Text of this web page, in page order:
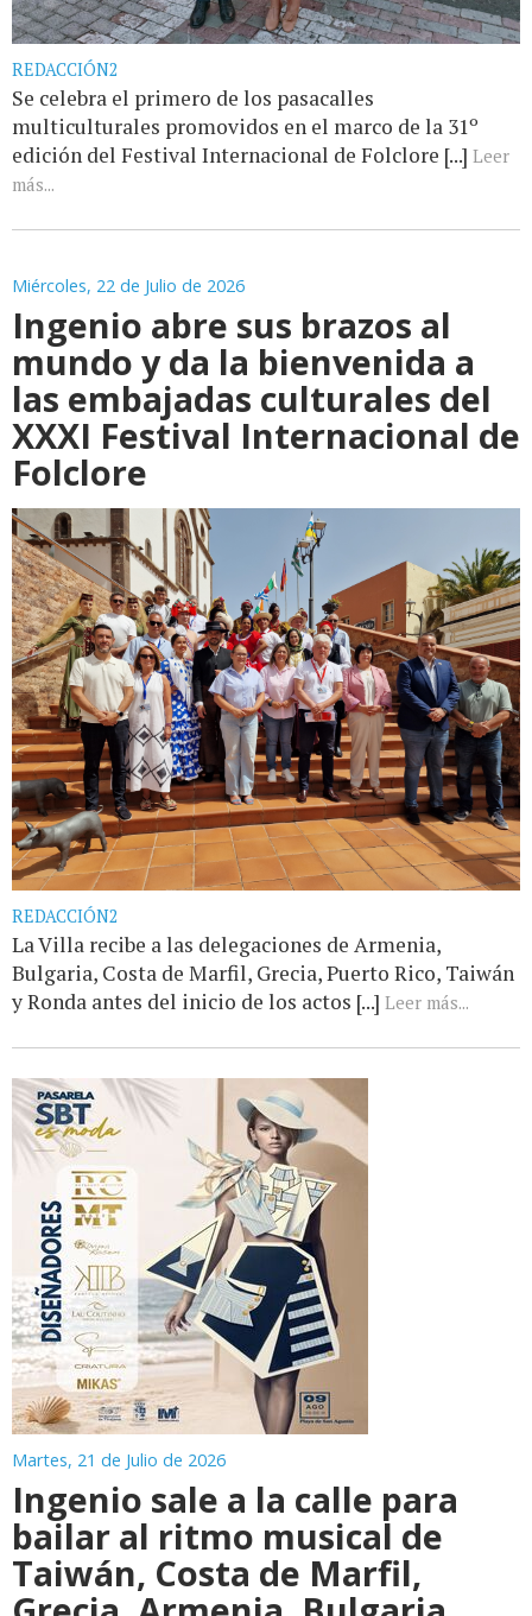
REDACCIÓN2
Se celebra el primero de los pasacalles
multiculturales promovidos en el marco de la 31º
edición del Festival Internacional de Folclore [...] Leer
más...
Miércoles, 22 de Julio de 2026
Ingenio abre sus brazos al
mundo y da la bienvenida a
las embajadas culturales del
XXXI Festival Internacional de
Folclore
REDACCIÓN2
La Villa recibe a las delegaciones de Armenia,
Bulgaria, Costa de Marfil, Grecia, Puerto Rico, Taiwán
y Ronda antes del inicio de los actos [...] Leer más...
Martes, 21 de Julio de 2026
Ingenio sale a la calle para
bailar al ritmo musical de
Taiwán, Costa de Marfil,